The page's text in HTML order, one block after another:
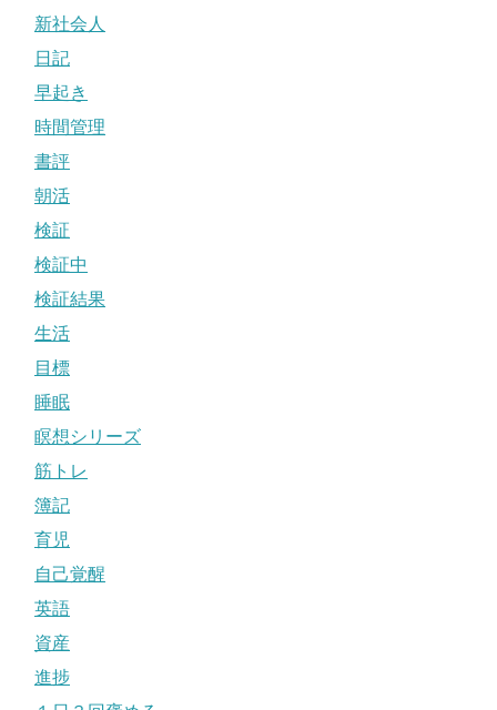
新社会人
日記
早起き
時間管理
書評
朝活
検証
検証中
検証結果
生活
目標
睡眠
瞑想シリーズ
筋トレ
簿記
育児
自己覚醒
英語
資産
進捗